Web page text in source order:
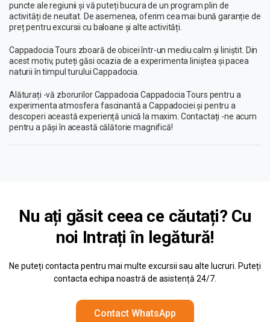
puncte ale regiunii și vă puteți bucura de un program plin de
activități de neuitat. De asemenea, oferim cea mai bună garanție de
preț pentru excursii cu baloane și alte activități.
Cappadocia Tours zboară de obicei într-un mediu calm și liniștit. Din
acest motiv, puteți găsi ocazia de a experimenta liniștea și pacea
naturii în timpul turului Cappadocia.
Alăturați -vă zborurilor Cappadocia Cappadocia Tours pentru a
experimenta atmosfera fascinantă a Cappadociei și pentru a
descoperi această experiență unică la maxim. Contactați -ne acum
pentru a păși în această călătorie magnifică!
Nu ați găsit ceea ce căutați? Cu
noi Intrați în legătură!
Ne puteți contacta pentru mai multe excursii sau alte lucruri. Puteți
contacta echipa noastră de asistență 24/7.
Contact WhatsApp